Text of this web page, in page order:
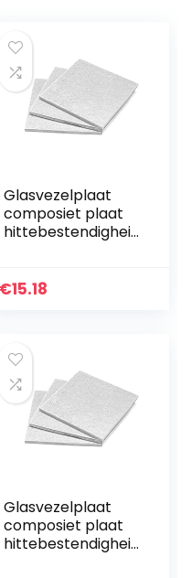
Glasvezelplaat
composiet plaat
hittebestendigheid
isolatiepad,
€15.18
Glasvezelplaat
composiet plaat
hittebestendigheid